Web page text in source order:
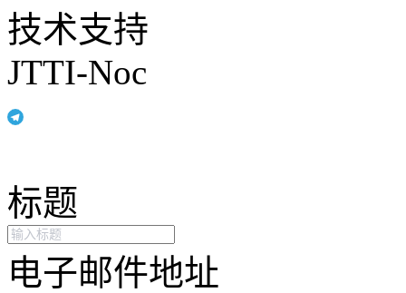
技术支持
JTTI-Noc
标题
电子邮件地址